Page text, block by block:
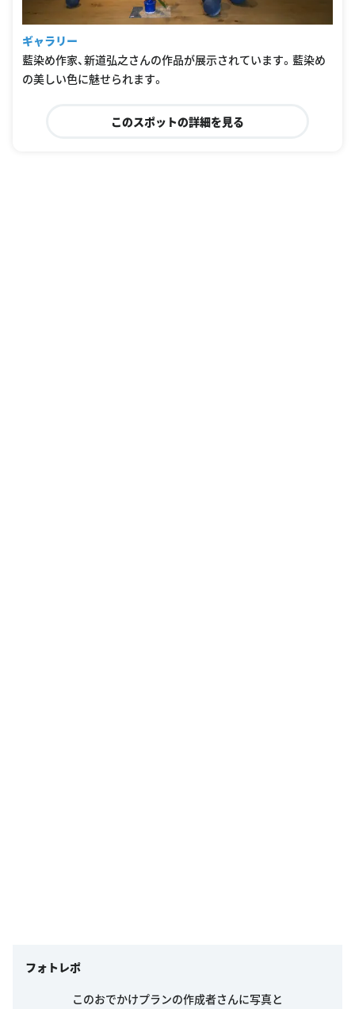
ギャラリー
藍染め作家、新道弘之さんの作品が展示されています。藍染め
の美しい色に魅せられます。
このスポットの詳細を見る
フォトレポ
このおでかけプランの作成者さんに写真と